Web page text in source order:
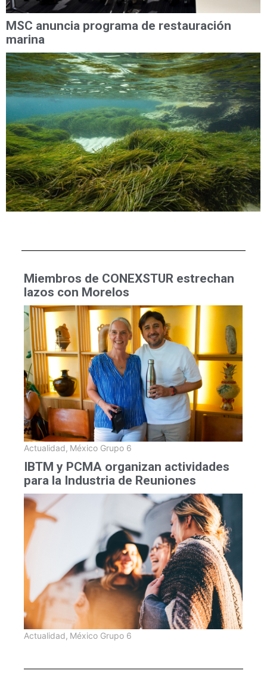
MSC anuncia programa de restauración
marina
Miembros de CONEXSTUR estrechan
lazos con Morelos
Actualidad, México Grupo 6
IBTM y PCMA organizan actividades
para la Industria de Reuniones
Actualidad, México Grupo 6